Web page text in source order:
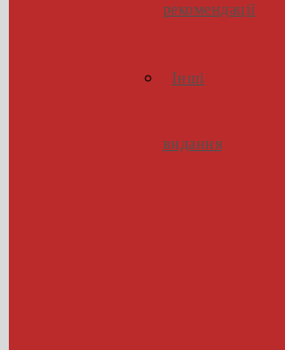
рекомендації
Інші
видання